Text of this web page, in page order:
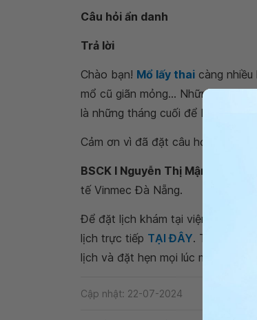
Câu hỏi ẩn danh
Trả lời
Chào bạn! Mổ lấy thai càng
mổ cũ giãn mỏng... Những trường
là những tháng cuối để Bác sĩ
Cảm ơn vì đã đặt câu hỏi tới Hệ
BSCK I Nguyễn Thị Mận
- Bác sĩ
tế Vinmec Đà Nẵng.
Để đặt lịch khám tại viện, Quý
lịch trực tiếp TẠI ĐÂY. Tải và đặt
lịch và đặt hẹn mọi lúc mọi nơi
Cập nhật: 22-07-2024